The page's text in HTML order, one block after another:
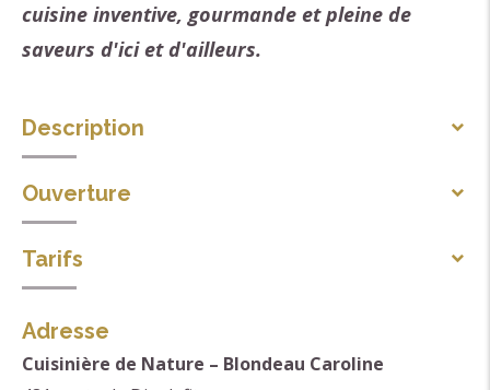
cuisine inventive, gourmande et pleine de
saveurs d'ici et d'ailleurs.
Description
Je porte une grande attention à la qualité des
produits, et les plats que je vous propose sont
entièrement élaborés par mes soins à base de
produits frais, de saison, locaux et d'origine
biologique autant que possible. Pour vos buffets
chauds ou froids, repas servis à table, cocktails... Je
Ouverture
Toute l'année.
Tarifs
Chèque
Espèces
Adresse
Cuisinière de Nature – Blondeau Caroline